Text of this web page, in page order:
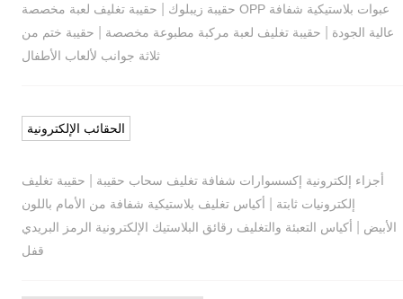
عبوات بلاستيكية شفافة OPP حقيبة زيبلوك
حقيبة تغليف لعبة مخصصة
عالية الجودة
حقيبة تغليف لعبة مركبة مطبوعة مخصصة
حقيبة ختم من
ثلاثة جوانب لألعاب الأطفال
الحقائب الإلكترونية
أجزاء إلكترونية إكسسوارات شفافة تغليف سحاب حقيبة
حقيبة تغليف
إلكترونيات ثابتة
أكياس تغليف بلاستيكية شفافة من الأمام باللون
الأبيض
أكياس التعبئة والتغليف رقائق البلاستيك الإلكترونية الرمز البريدي
قفل